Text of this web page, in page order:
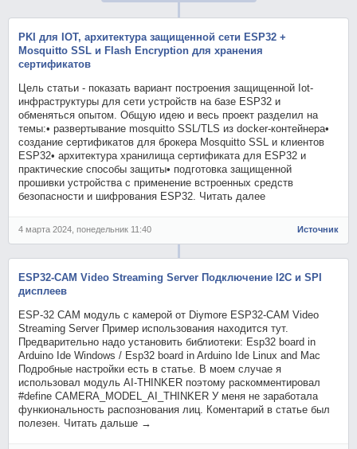
PKI для IOT, архитектура защищенной сети ESP32 +
Mosquitto SSL и Flash Encryption для хранения
сертификатов
Цель статьи - показать вариант построения защищенной Iot-
инфраструктуры для сети устройств на базе ESP32 и
обменяться опытом. Общую идею и весь проект разделил на
темы:• развертывание mosquitto SSL/TLS из docker-контейнера•
создание сертификатов для брокера Mosquitto SSL и клиентов
ESP32• архитектура хранилища сертификата для ESP32 и
практические способы защиты• подготовка защищенной
прошивки устройства с применение встроенных средств
безопасности и шифрования ESP32. Читать далее
4 марта 2024, понедельник 11:40 Источник
ESP32-CAM Video Streaming Server Подключение I2C и SPI
дисплеев
ESP-32 CAM модуль с камерой от Diymore ESP32-CAM Video
Streaming Server Пример использования находится тут.
Предварительно надо установить библиотеки: Esp32 board in
Arduino Ide Windows / Esp32 board in Arduino Ide Linux and Mac
Подробные настройки есть в статье. В моем случае я
использовал модуль AI-THINKER поэтому раскомментировал
#define CAMERA_MODEL_AI_THINKER У меня не заработала
функиональность распознования лиц. Коментарий в статье был
полезен. Читать дальше →